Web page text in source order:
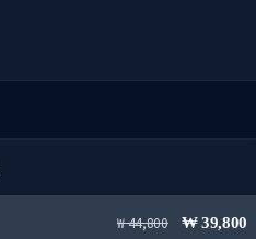
44,800 39,800